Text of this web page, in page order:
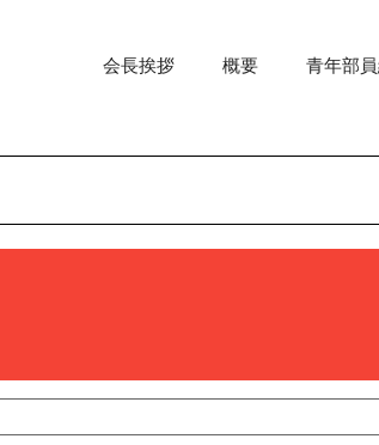
会長挨拶 概要 青年部